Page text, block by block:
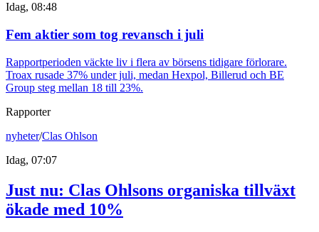
Idag, 08:48
Fem aktier som tog revansch i juli
Rapportperioden väckte liv i flera av börsens tidigare förlorare.
Troax rusade 37% under juli, medan Hexpol, Billerud och BE
Group steg mellan 18 till 23%.
Rapporter
nyheter/Clas Ohlson
Idag, 07:07
Just nu: Clas Ohlsons organiska tillväxt
ökade med 10%